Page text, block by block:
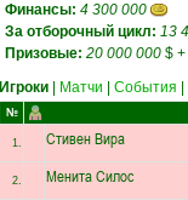
Финансы: 4 300 000
За отборочный цикл: 13
Призовые: 20 000 000 $ +
Игроки Матчи События
№
1. Стивен Вира
2. Менита Силос